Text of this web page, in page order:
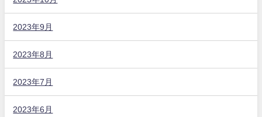
2023年9月
2023年8月
2023年7月
2023年6月